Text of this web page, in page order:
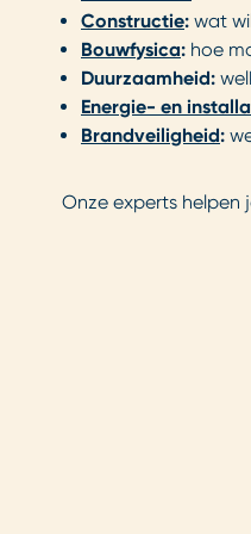
Constructie: wat
Bouwfysica: hoe
Duurzaamheid:
Energie- en
Brandveiligheid:
Onze experts helpen